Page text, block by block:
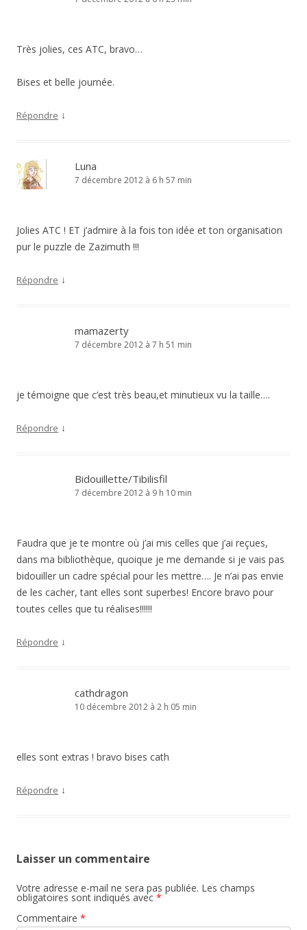
Très jolies, ces ATC, bravo…
Bises et belle journée.
Répondre ↓
Luna
7 décembre 2012 à 6 h 57 min
Jolies ATC ! ET j’admire à la fois ton idée et ton organisation
pur le puzzle de Zazimuth !!!
Répondre ↓
mamazerty
7 décembre 2012 à 7 h 51 min
je témoigne que c’est très beau,et minutieux vu la taille….
Répondre ↓
Bidouillette/Tibilisfil
7 décembre 2012 à 9 h 10 min
Faudra que je te montre où j’ai mis celles que j’ai reçues,
dans ma bibliothèque, quoique je me demande si je vais pas
bidouiller un cadre spécial pour les mettre…. Je n’ai pas envie
de les cacher, tant elles sont superbes! Encore bravo pour
toutes celles que tu réalises!!!!!!
Répondre ↓
cathdragon
10 décembre 2012 à 2 h 05 min
elles sont extras ! bravo bises cath
Répondre ↓
Laisser un commentaire
Votre adresse e-mail ne sera pas publiée. Les champs
obligatoires sont indiqués avec *
Commentaire *